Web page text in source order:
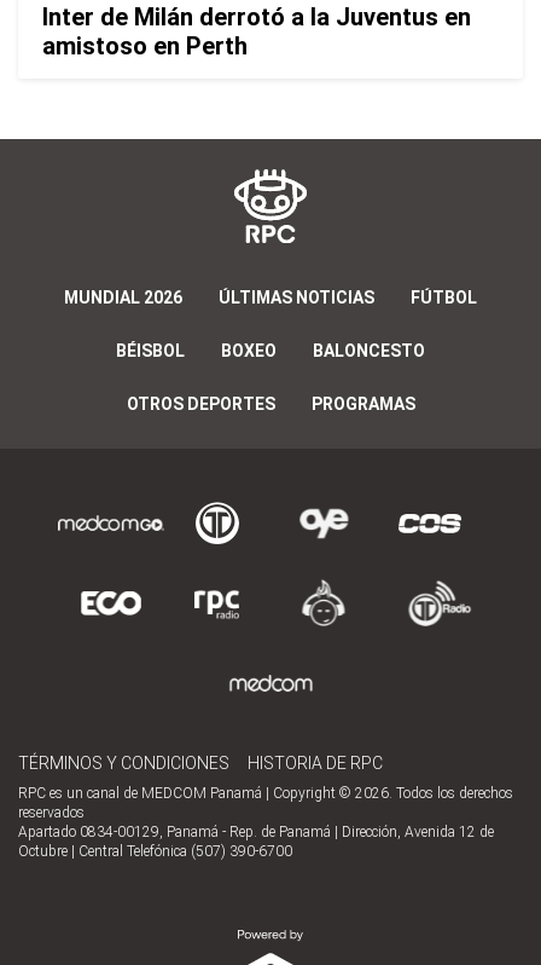
Inter de Milán derrotó a la Juventus en
amistoso en Perth
MUNDIAL 2026 ÚLTIMAS NOTICIAS FÚTBOL
BÉISBOL BOXEO BALONCESTO
OTROS DEPORTES PROGRAMAS
TÉRMINOS Y CONDICIONES HISTORIA DE RPC
RPC es un canal de MEDCOM Panamá | Copyright © 2026. Todos los derechos
reservados
Apartado 0834-00129, Panamá - Rep. de Panamá | Dirección, Avenida 12 de
Octubre | Central Telefónica (507) 390-6700